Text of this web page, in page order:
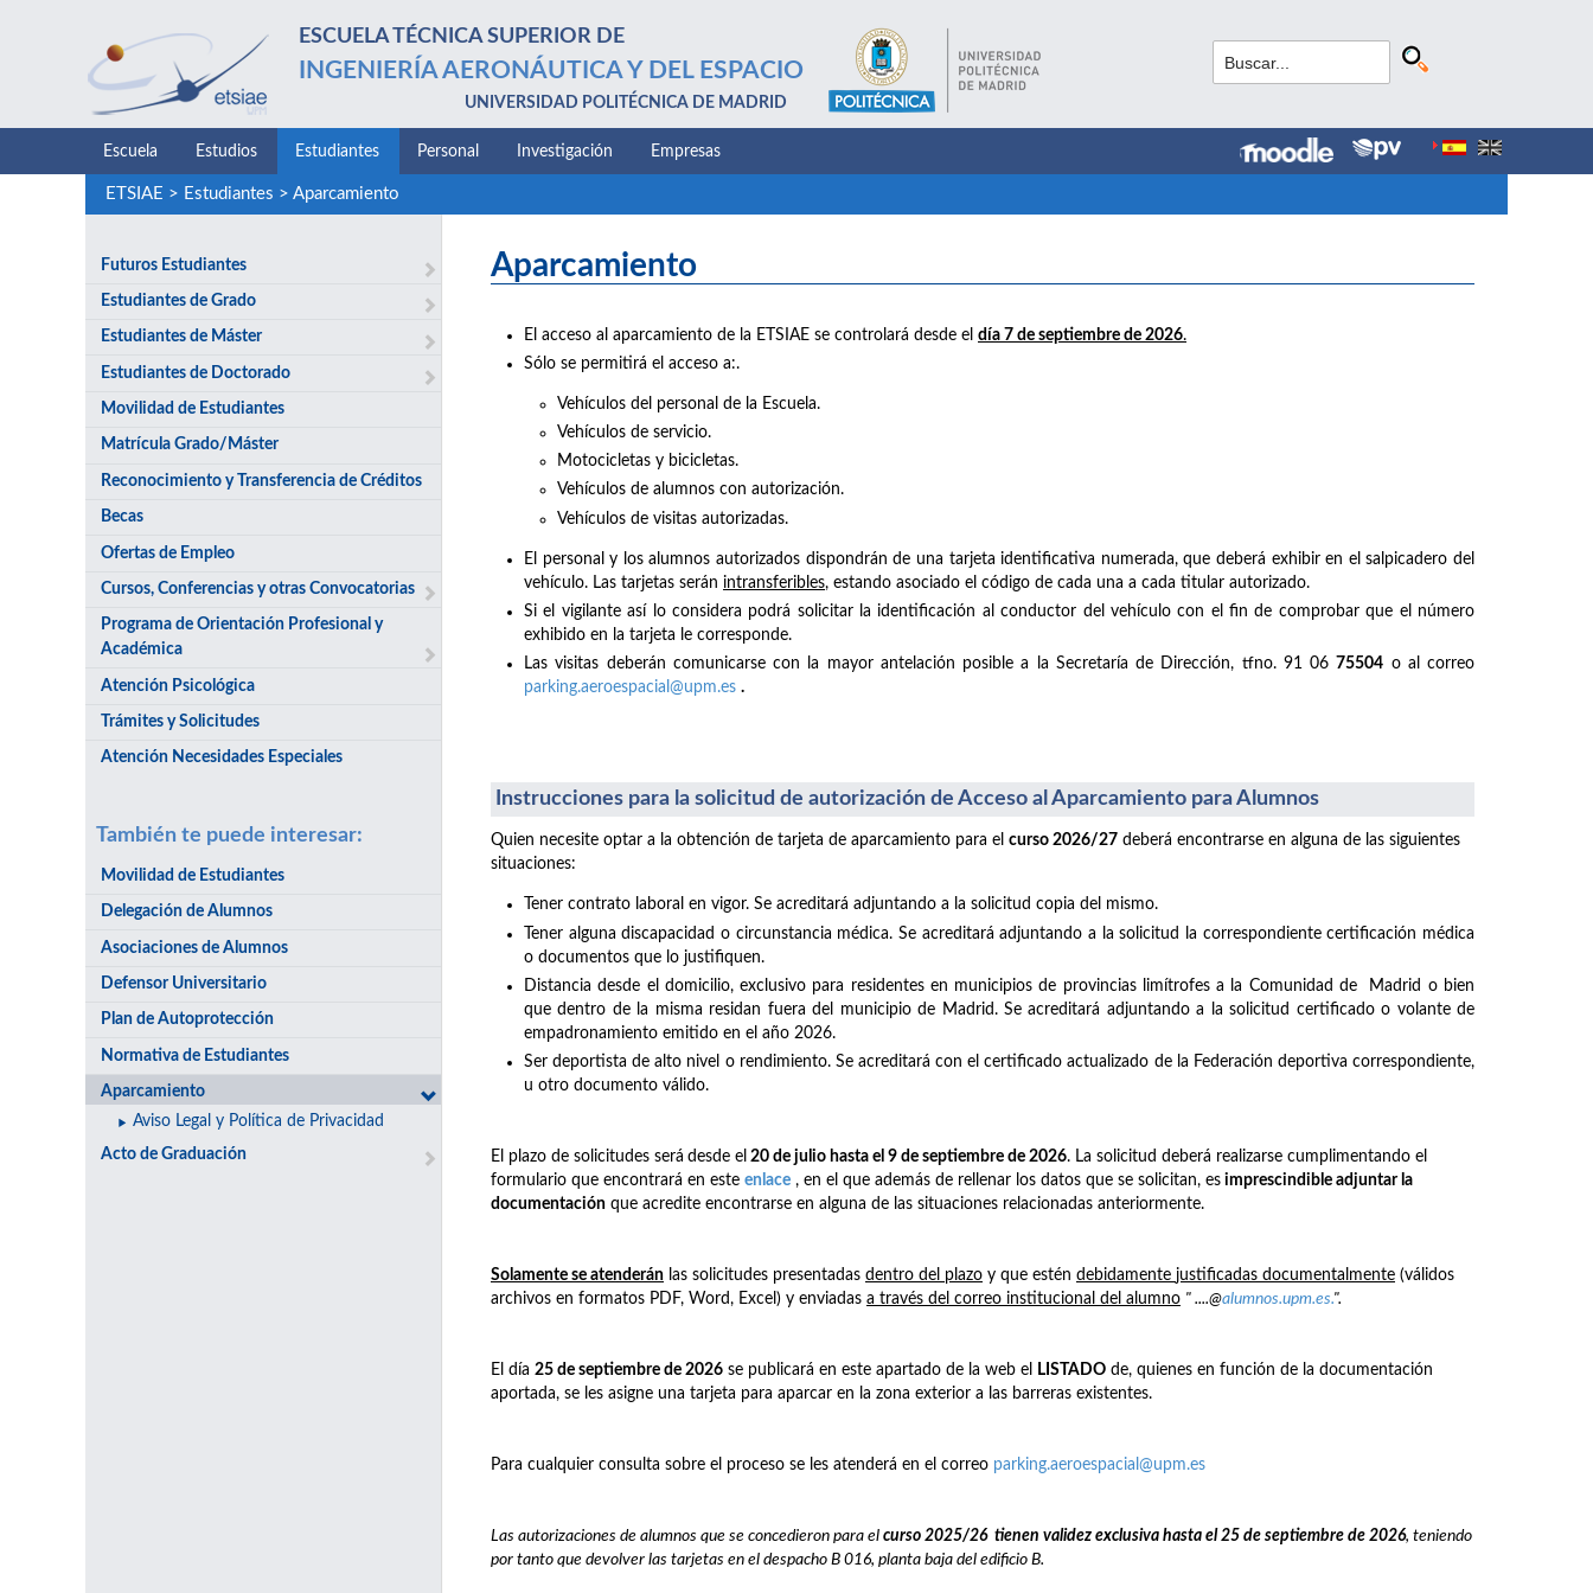
ESCUELA TÉCNICA SUPERIOR DE
INGENIERÍA AERONÁUTICA Y DEL ESPACIO
UNIVERSIDAD POLITÉCNICA DE MADRID
Escuela Estudios Estudiantes Personal Investigación Empresas
ETSIAE > Estudiantes > Aparcamiento
Futuros Estudiantes
Estudiantes de Grado
Estudiantes de Máster
Estudiantes de Doctorado
Movilidad de Estudiantes
Matrícula Grado/Máster
Reconocimiento y Transferencia de Créditos
Becas
Ofertas de Empleo
Cursos, Conferencias y otras Convocatorias
Programa de Orientación Profesional y
Académica
Atención Psicológica
Trámites y Solicitudes
Atención Necesidades Especiales
También te puede interesar:
Movilidad de Estudiantes
Delegación de Alumnos
Asociaciones de Alumnos
Defensor Universitario
Plan de Autoprotección
Normativa de Estudiantes
Aparcamiento
Aviso Legal y Política de Privacidad
Acto de Graduación
Aparcamiento
El acceso al aparcamiento de la ETSIAE se controlará desde el día 7 de septiembre de 2026.
Sólo se permitirá el acceso a:.
Vehículos del personal de la Escuela.
Vehículos de servicio.
Motocicletas y bicicletas.
Vehículos de alumnos con autorización.
Vehículos de visitas autorizadas.
El personal y los alumnos autorizados dispondrán de una tarjeta identificativa numerada, que deberá exhibir en el salpicadero del
vehículo. Las tarjetas serán intransferibles, estando asociado el código de cada una a cada titular autorizado.
Si el vigilante así lo considera podrá solicitar la identificación al conductor del vehículo con el fin de comprobar que el número
exhibido en la tarjeta le corresponde.
Las visitas deberán comunicarse con la mayor antelación posible a la Secretaría de Dirección, tfno. 91 06 75504 o al correo
parking.aeroespacial@upm.es .
Instrucciones para la solicitud de autorización de Acceso al Aparcamiento para Alumnos
Quien necesite optar a la obtención de tarjeta de aparcamiento para el curso 2026/27 deberá encontrarse en alguna de las siguientes
situaciones:
Tener contrato laboral en vigor. Se acreditará adjuntando a la solicitud copia del mismo.
Tener alguna discapacidad o circunstancia médica. Se acreditará adjuntando a la solicitud la correspondiente certificación médica
o documentos que lo justifiquen.
Distancia desde el domicilio, exclusivo para residentes en municipios de provincias limítrofes a la Comunidad de Madrid o bien
que dentro de la misma residan fuera del municipio de Madrid. Se acreditará adjuntando a la solicitud certificado o volante de
empadronamiento emitido en el año 2026.
Ser deportista de alto nivel o rendimiento. Se acreditará con el certificado actualizado de la Federación deportiva correspondiente,
u otro documento válido.
El plazo de solicitudes será desde el 20 de julio hasta el 9 de septiembre de 2026. La solicitud deberá realizarse cumplimentando el
formulario que encontrará en este enlace , en el que además de rellenar los datos que se solicitan, es imprescindible adjuntar la
documentación que acredite encontrarse en alguna de las situaciones relacionadas anteriormente.
Solamente se atenderán las solicitudes presentadas dentro del plazo y que estén debidamente justificadas documentalmente (válidos
archivos en formatos PDF, Word, Excel) y enviadas a través del correo institucional del alumno " ....@alumnos.upm.es.".
El día 25 de septiembre de 2026 se publicará en este apartado de la web el LISTADO de, quienes en función de la documentación
aportada, se les asigne una tarjeta para aparcar en la zona exterior a las barreras existentes.
Para cualquier consulta sobre el proceso se les atenderá en el correo parking.aeroespacial@upm.es
Las autorizaciones de alumnos que se concedieron para el curso 2025/26 tienen validez exclusiva hasta el 25 de septiembre de 2026, teniendo
por tanto que devolver las tarjetas en el despacho B 016, planta baja del edificio B.